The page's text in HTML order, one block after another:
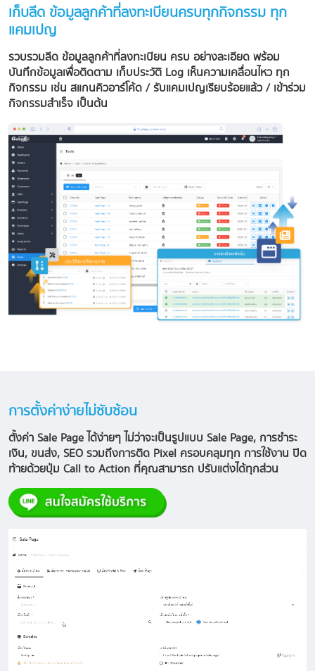
เก็บลีด ข้อมูลลูกค้าที่ลงทะเบียนครบทุกกิจกรรม ทุก
แคมเปญ
รวบรวมลีด ข้อมูลลูกค้าที่ลงทะเบียน ครบ อย่างละเอียด พร้อม
บันทึกข้อมูลเพื่อติดตาม เก็บประวัติ Log เห็นความเคลื่อนไหว ทุก
กิจกรรม เช่น สแกนคิวอาร์โค้ด / รับแคมเปญเรียบร้อยแล้ว / เข้าร่วม
กิจกรรมสำเร็จ เป็นต้น
การตั้งค่าง่ายไม่ซับซ้อน
ตั้งค่า Sale Page ได้ง่ายๆ ไม่ว่าจะเป็นรูปแบบ Sale Page, การชำระ
เงิน, ขนส่ง, SEO รวมถึงการติด Pixel ครอบคลุมทุก การใช้งาน ปิด
ท้ายด้วยปุ่ม Call to Action ที่คุณสามารถ ปรับแต่งได้ทุกส่วน